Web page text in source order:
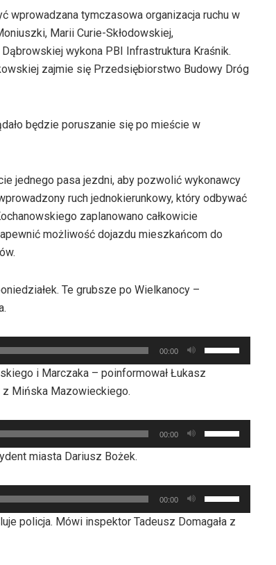
wprowadzana tymczasowa organizacja ruchu w
Marii Curie-Skłodowskiej,
wykona PBI Infrastruktura Kraśnik.
zajmie się Przedsiębiorstwo Budowy Dróg
będzie poruszanie się po mieście w
jednego pasa jezdni, aby pozwolić wykonawcy
ruch jednokierunkowy, który odbywać
zaplanowano całkowicie
możliwość dojazdu mieszkańcom do
Te grubsze po Wielkanocy –
00:00
strzałek
do
do
zwiększyć
zmniejszyć
i Marczaka – poinformował Łukasz
Mińska Mazowieckiego.
00:00
strzałek
oraz
do
miasta Dariusz Bożek.
00:00
strzałek
do
policja. Mówi inspektor Tadeusz Domagała z